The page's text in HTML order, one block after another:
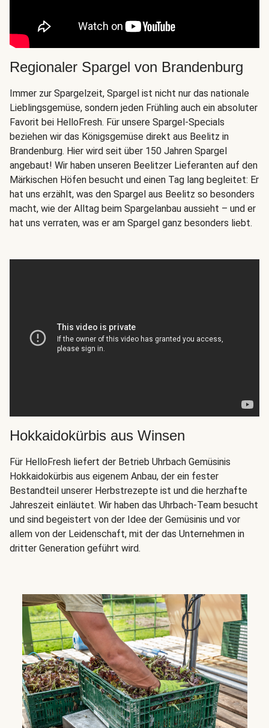
Regionaler Spargel von Brandenburg
Immer zur Spargelzeit, Spargel ist nicht nur das nationale
Lieblingsgemüse, sondern jeden Frühling auch ein absoluter
Favorit bei HelloFresh. Für unsere Spargel-Specials
beziehen wir das Königsgemüse direkt aus Beelitz in
Brandenburg. Hier wird seit über 150 Jahren Spargel
angebaut! Wir haben unseren Beelitzer Lieferanten auf den
Märkischen Höfen besucht und einen Tag lang begleitet: Er
hat uns erzählt, was den Spargel aus Beelitz so besonders
macht, wie der Alltag beim Spargelanbau aussieht – und er
hat uns verraten, was er am Spargel ganz besonders liebt.
Hokkaidokürbis aus Winsen
Für HelloFresh liefert der Betrieb Uhrbach Gemüsinis
Hokkaidokürbis aus eigenem Anbau, der ein fester
Bestandteil unserer Herbstrezepte ist und die herzhafte
Jahreszeit einläutet. Wir haben das Uhrbach-Team besucht
und sind begeistert von der Idee der Gemüsinis und vor
allem von der Leidenschaft, mit der das Unternehmen in
dritter Generation geführt wird.